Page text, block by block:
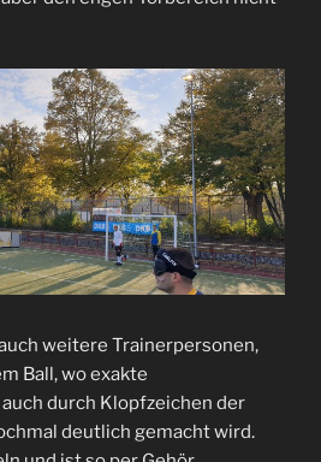
weitere Trainerpersonen,
Ball, wo exakte
durch Klopfzeichen der
deutlich gemacht wird.